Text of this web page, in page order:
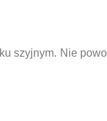
szyjnym. Nie